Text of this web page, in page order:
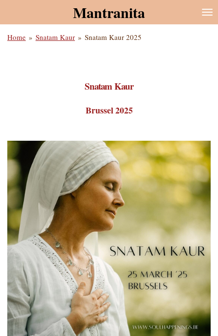
de
Mantranita
Home » Snatam Kaur » Snatam Kaur 2025
Snatam Kaur
Brussel 2025